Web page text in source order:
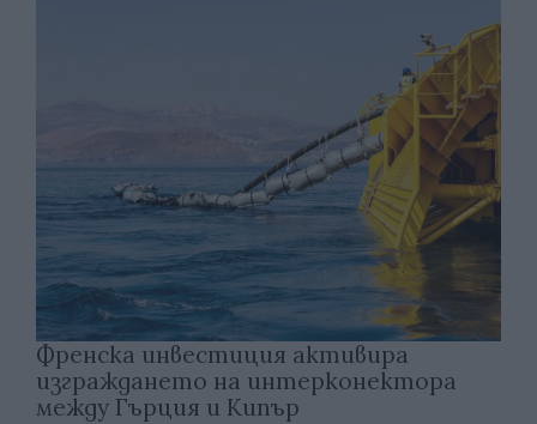
Френска инвестиция активира
изграждането на интерконектора
между Гърция и Кипър